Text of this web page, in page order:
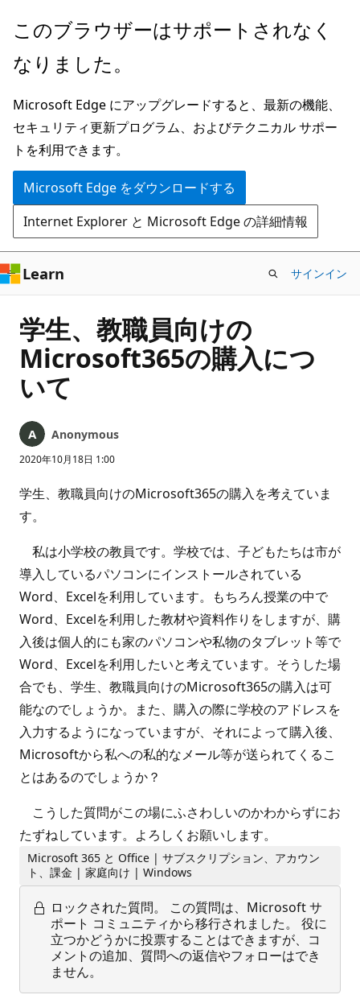
メ
ン
ン
テ
ン
ツ
に
ス
キ
ッ
プ
このブラウザーはサポートされなく
なりました。
Microsoft Edge にアップグレードすると、最新の機能、
セキュリティ更新プログラム、およびテクニカル サポー
トを利用できます。
Microsoft Edge をダウンロードする
Internet Explorer と Microsoft Edge の詳細情報
Learn サインイン
学生、教職員向けの
Microsoft365の購入につ
いて
Anonymous
2020年10月18日 1:00
学生、教職員向けのMicrosoft365の購入を考えていま
す。
私は小学校の教員です。学校では、子どもたちは市が
導入しているパソコンにインストールされている
Word、Excelを利用しています。もちろん授業の中で
Word、Excelを利用した教材や資料作りをしますが、購
入後は個人的にも家のパソコンや私物のタブレット等で
Word、Excelを利用したいと考えています。そうした場
合でも、学生、教職員向けのMicrosoft365の購入は可
能なのでしょうか。また、購入の際に学校のアドレスを
入力するようになっていますが、それによって購入後、
Microsoftから私への私的なメール等が送られてくるこ
とはあるのでしょうか？
こうした質問がこの場にふさわしいのかわからずにお
たずねしています。よろしくお願いします。
Microsoft 365 と Office | サブスクリプション、アカウン
ト、課金 | 家庭向け | Windows
ロックされた質問。
この質問は、Microsoft サ
ポート コミュニティから移行されました。 役に
立つかどうかに投票することはできますが、コ
メントの追加、質問への返信やフォローはでき
ません。